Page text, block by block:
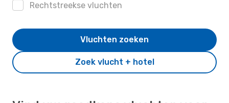
Rechtstreekse vluchten
Zoek vlucht + hotel
Vluchten zoeken